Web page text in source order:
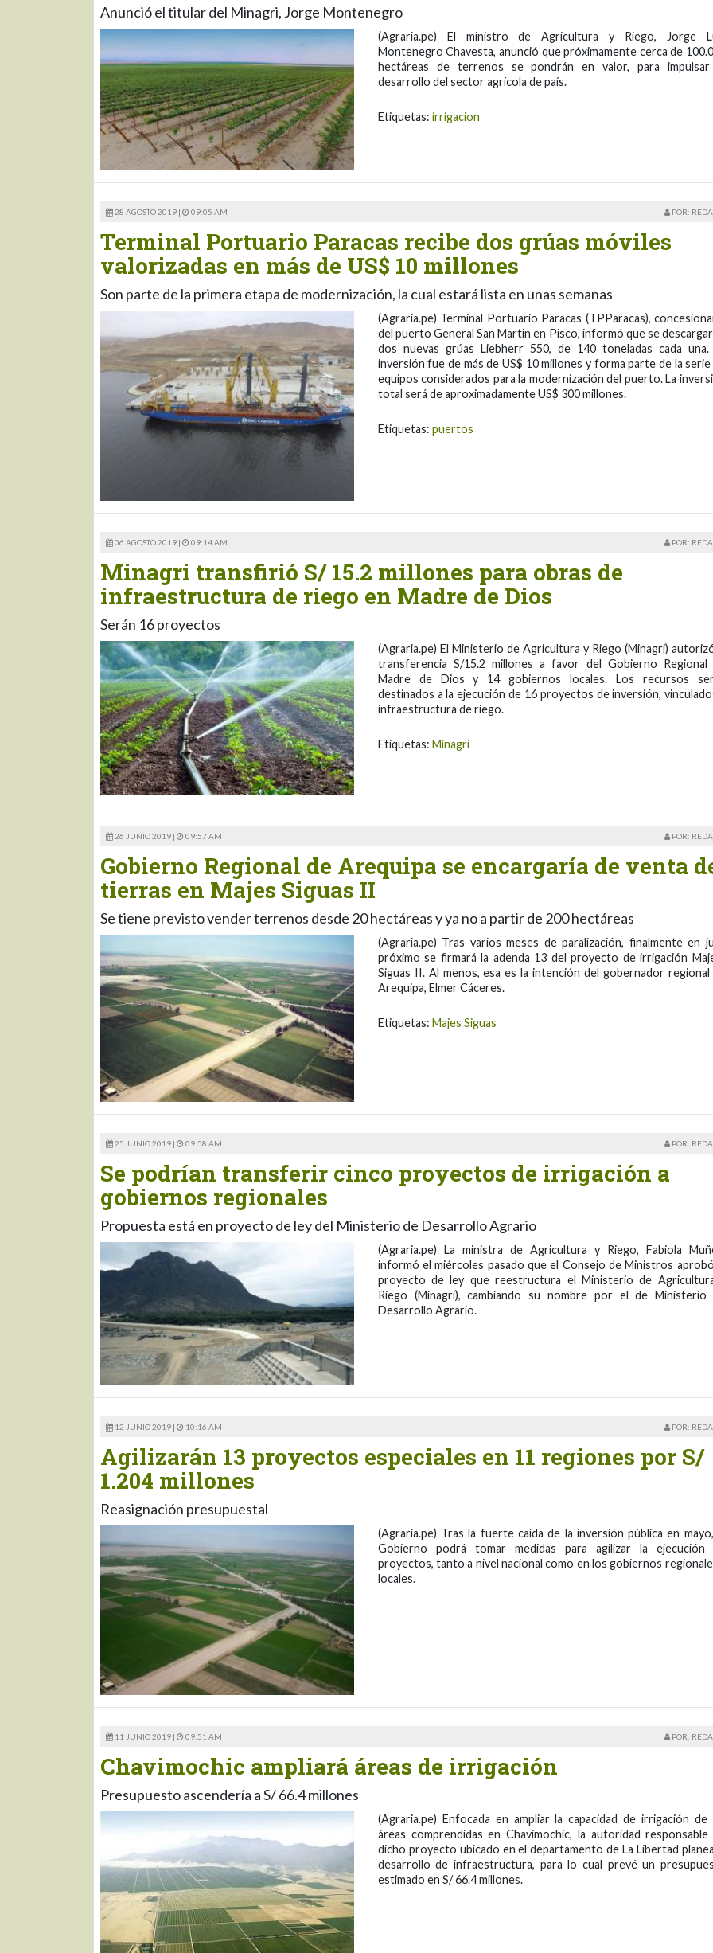
Anunció el titular del Minagri, Jorge Montenegro
(Agraria.pe) El ministro de Agricultura y Riego, Jorge
Montenegro Chavesta, anunció que próximamente cerca de
hectáreas de terrenos se pondrán en valor, para
desarrollo del sector agrícola de país.
Etiquetas: irrigacion
28 AGOSTO 2019 | 09:05 AM POR:
Terminal Portuario Paracas recibe dos grúas móviles
valorizadas en más de US$ 10 millones
Son parte de la primera etapa de modernización, la cual estará lista en unas semanas
(Agraria.pe) Terminal Portuario Paracas (TPParacas),
del puerto General San Martin en Pisco, informó que se
dos nuevas grúas Liebherr 550, de 140 toneladas cada una.
inversión fue de más de US$ 10 millones y forma parte de la
equipos considerados para la modernización del puerto. La
total será de aproximadamente US$ 300 millones.
Etiquetas: puertos
06 AGOSTO 2019 | 09:14 AM POR:
Minagri transfirió S/ 15.2 millones para obras de
infraestructura de riego en Madre de Dios
Serán 16 proyectos
(Agraria.pe) El Ministerio de Agricultura y Riego (Minagri)
transferencia S/15.2 millones a favor del Gobierno Regional
Madre de Dios y 14 gobiernos locales. Los recursos
destinados a la ejecución de 16 proyectos de inversión,
infraestructura de riego.
Etiquetas: Minagri
26 JUNIO 2019 | 09:57 AM POR:
Gobierno Regional de Arequipa se encargaría de venta
tierras en Majes Siguas II
Se tiene previsto vender terrenos desde 20 hectáreas y ya no a partir de 200 hectáreas
(Agraria.pe) Tras varios meses de paralización, finalmente en
próximo se firmará la adenda 13 del proyecto de irrigación
Siguas II. Al menos, esa es la intención del gobernador regional
Arequipa, Elmer Cáceres.
Etiquetas: Majes Siguas
25 JUNIO 2019 | 09:58 AM POR:
Se podrían transferir cinco proyectos de irrigación a
gobiernos regionales
Propuesta está en proyecto de ley del Ministerio de Desarrollo Agrario
(Agraria.pe) La ministra de Agricultura y Riego, Fabiola
informó el miércoles pasado que el Consejo de Ministros
proyecto de ley que reestructura el Ministerio de
Riego (Minagri), cambiando su nombre por el de Ministerio
Desarrollo Agrario.
12 JUNIO 2019 | 10:16 AM POR:
Agilizarán 13 proyectos especiales en 11 regiones por S/
1.204 millones
Reasignación presupuestal
(Agraria.pe) Tras la fuerte caída de la inversión pública en
Gobierno podrá tomar medidas para agilizar la ejecución
proyectos, tanto a nivel nacional como en los gobiernos
locales.
11 JUNIO 2019 | 09:51 AM POR:
Chavimochic ampliará áreas de irrigación
Presupuesto ascendería a S/ 66.4 millones
(Agraria.pe) Enfocada en ampliar la capacidad de irrigación de
áreas comprendidas en Chavimochic, la autoridad responsable
dicho proyecto ubicado en el departamento de La Libertad
desarrollo de infraestructura, para lo cual prevé un
estimado en S/ 66.4 millones.